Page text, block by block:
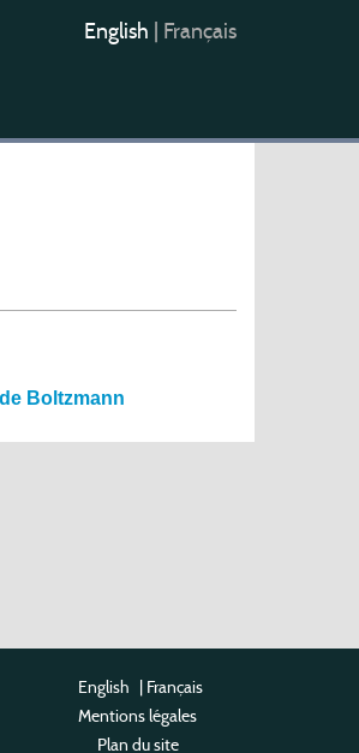
English Français
Boltzmann
English | Français
Mentions légales
Plan du site